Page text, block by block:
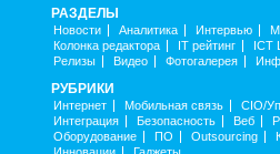
РАЗДЕЛЫ
Новости Аналитика Интервью
Колонка редактора
IT рейтинг ICT
Релизы
Видео Фотогалерея
РУБРИКИ
Интернет Мобильная связь CIO/
Интеграция
Безопасность Веб
Оборудование
ПО Outsourcing